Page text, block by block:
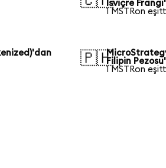
İsviçre
1 MSTRon
🇵🇭Filipin
1 MSTRon